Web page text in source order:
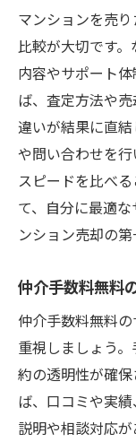
マンションを売
比較が大切です
内容やサポート
ば、査定方法や
違いが結果に直
や問い合わせを
スピードを比べ
て、自分に最適
ンション売却の第
仲介手数料無料
仲介手数料無料
重視しましょう
約の透明性が確
ば、口コミや実
説明や相談対応